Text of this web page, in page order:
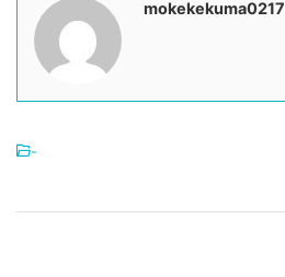
mokekekuma0217
-